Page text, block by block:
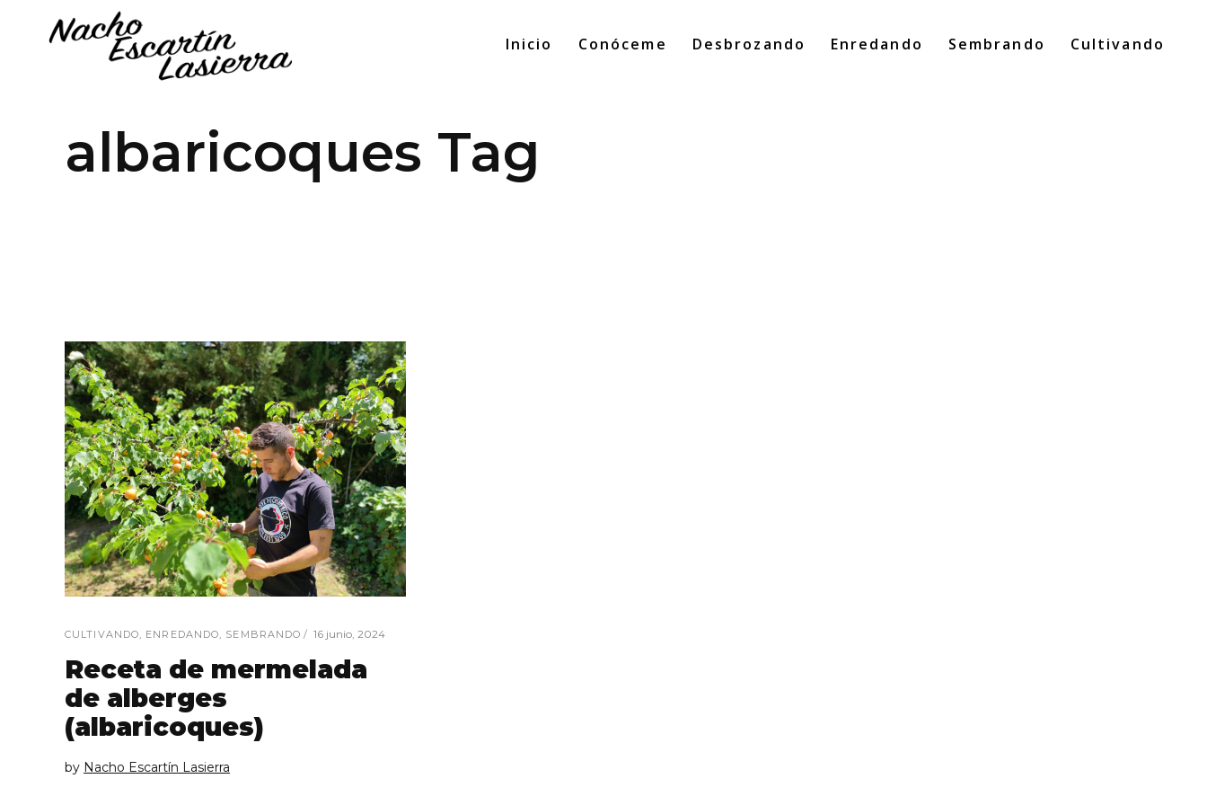
Inicio Conóceme Desbrozando Enredando Sembrando Cultivando
albaricoques Tag
CULTIVANDO, ENREDANDO, SEMBRANDO 16 junio, 2024
Receta de mermelada
de alberges
(albaricoques)
by Nacho Escartín Lasierra